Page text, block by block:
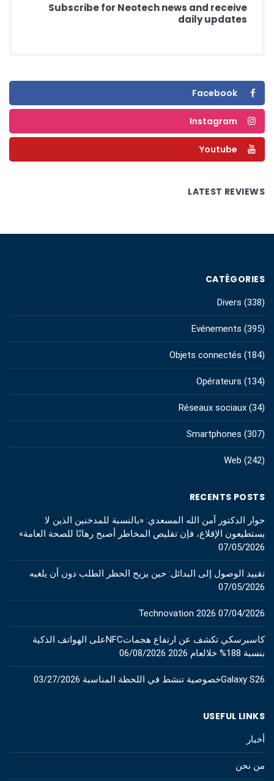
Subscribe for Neotech news and receive
daily updates
Facebook
Instagram
Youtube
LATEST REVIEWS
CATÉGORIES
Divers (338)
Evénements (395)
Objets connectés (184)
Opérateurs (134)
Réseaux sociaux (34)
Smartphones (307)
Web (242)
RECENTS POSTS
حوار الدكتور آمن الله المسعدي: «بالنسبة للمدخنين الذين لا
يستطيعون الإقلاع، فإن تقليص المخاطر أصبح رهانًا للصحة العامة»
07/05/2026
تقييد الوصول إلى البدائل: حين يزيح الحظر الطلب دون أن يلغيه
07/05/2026
Technovation 2026 07/04/2026
كاسبرسكي تكشف عن ارتفاع هجماتNFCعلى الهواتف الذكية
بنسبة 188% خلالعام 2026
06/08/2026
Galaxy S26خصوصية تنشط في اللحظة المناسبة 03/27/2026
USEFUL LINKS
أخبار
من نحن